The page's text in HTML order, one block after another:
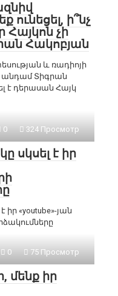
ի՞նչ
Հայկոն չի
Հակոբյան
և ռադիոյի
անդամ Տիգրան
է դերասան Հայկ
0 324 Просмотр
սկսել է իր
իր «youtube»-յան
0 75 Просмотр
մենք իր